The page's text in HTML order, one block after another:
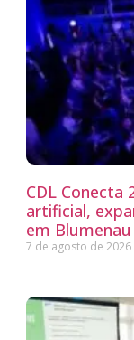
CDL Conecta
artificial,
em Blumenau
7 de agosto de 2026